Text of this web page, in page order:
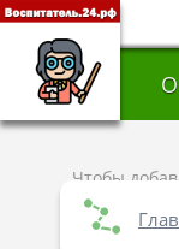
Чтобы